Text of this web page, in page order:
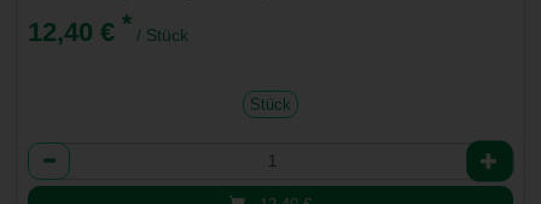
12,40 € * / Stück
Stück
Anzahl